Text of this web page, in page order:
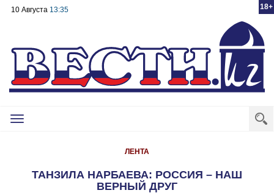
18+
10 Августа 13:35
Toggle
ЛЕНТА
ТАНЗИЛА НАРБАЕВА: РОССИЯ – НАШ
ВЕРНЫЙ ДРУГ